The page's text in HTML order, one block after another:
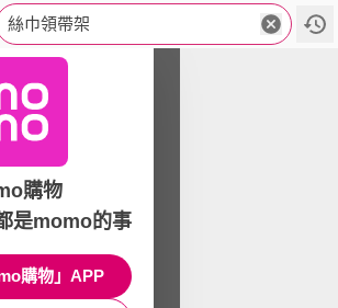
絲巾領帶架
購物
是momo的事
購物」APP